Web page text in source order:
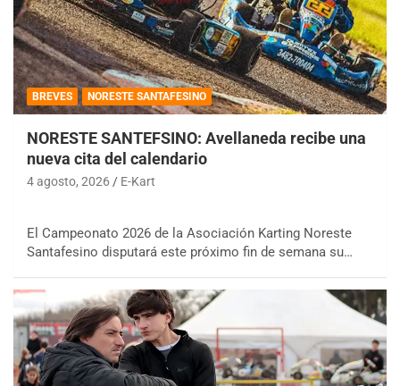
BREVES NORESTE SANTAFESINO
NORESTE SANTEFSINO: Avellaneda recibe una
nueva cita del calendario
4 agosto, 2026 E-Kart
El Campeonato 2026 de la Asociación Karting Noreste
Santafesino disputará este próximo fin de semana su…